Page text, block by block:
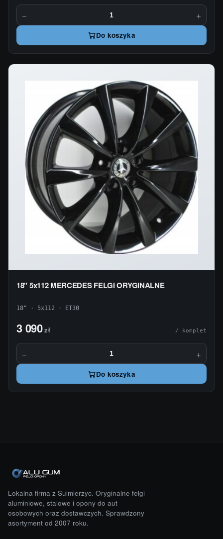
− +
Do koszyka
18" 5x112 MERCEDES FELGI ORYGINALNE
18" · 5x112 · ET30
3 090zł / komplet
− +
Do koszyka
Lokalna firma z Sulmierzyc. Oryginalne felgi
aluminiowe, stalowe i opony do aut
osobowych oraz dostawczych. Sprawdzony
asortyment od 2007 roku.